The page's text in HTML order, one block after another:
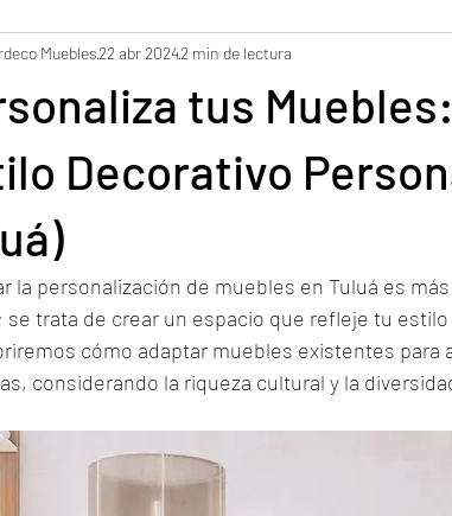
tus
Decorativo
Muebles22 abr 20242 min de lectura
la personalización de muebles en Tuluá es
se trata de crear un espacio que refleje tu
cómo adaptar muebles existentes para
considerando la riqueza cultural y la